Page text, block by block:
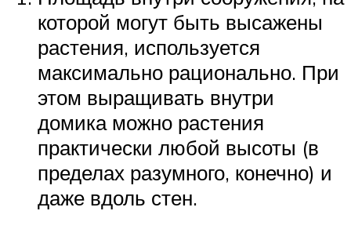
которой могут быть высажены
растения, используется
максимально рационально. При
этом выращивать внутри
домика можно растения
практически любой высоты (в
пределах разумного, конечно) и
даже вдоль стен.